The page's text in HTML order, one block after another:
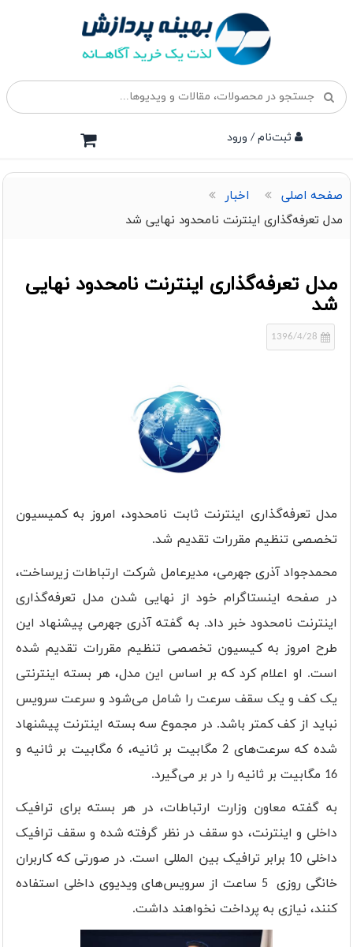
ثبت‌نام / ورود
صفحه اصلی
اخبار
مدل تعرفه‌گذاری‌ اینترنت نامحدود نهایی شد
مدل تعرفه‌گذاری‌ اینترنت نامحدود نهایی
شد
مدل تعرفه‌گذاری اینترنت ثابت نامحدود، امروز به کمیسیون
تخصصی تنظیم مقررات تقدیم شد.
محمدجواد آذری جهرمی، مدیرعامل شرکت ارتباطات زیرساخت،
در صفحه اینستاگرام خود از نهایی شدن مدل تعرفه‌گذاری
اینترنت نامحدود خبر داد. به گفته آذری جهرمی پیشنهاد این
طرح امروز به کیسیون تخصصی تنظیم مقررات تقدیم شده
است. او اعلام کرد که بر اساس این مدل، هر بسته اینترنتی
یک کف و یک سقف سرعت را شامل می‌شود و سرعت سرویس
نباید از کف کمتر باشد. در مجموع سه بسته اینترنت پیشنهاد
شده که سرعت‌های 2 مگابیت بر ثانیه، 6 مگابیت بر ثانیه و
16 مگابیت بر ثانیه را در بر می‌گیرد.
به گفته معاون وزارت ارتباطات، در هر بسته برای ترافیک
داخلی و اینترنت، دو سقف در نظر گرفته شده و سقف ترافیک
داخلی 10 برابر ترافیک بین المللی است. در صورتی که کاربران
خانگی روزی 5 ساعت از سرویس‌های ویدیوی داخلی استفاده
کنند، نیازی به پرداخت نخواهند داشت.